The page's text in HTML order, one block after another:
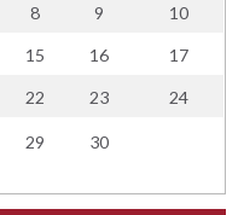
8 9 10
15 16 17
22 23 24
29 30